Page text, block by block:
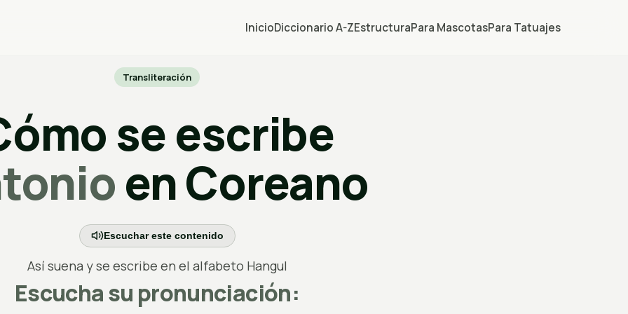
InicioDiccionario A-ZEstructuraPara MascotasPara Tatuajes
Transliteración
se escribe
en Coreano
Escuchar este contenido
Así suena y se escribe en el alfabeto Hangul
Escucha su pronunciación: